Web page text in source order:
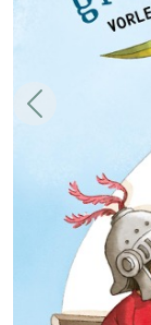
Zurück